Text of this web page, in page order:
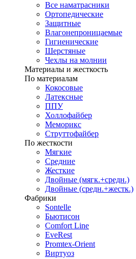
Все наматрасники
Ортопедические
Защитные
Влагонепроницаемые
Гигиенические
Шерстяные
Чехлы на молнии
Материалы и жесткость
По материалам
Кокосовые
Латексные
ППУ
Холлофайбер
Меморикс
Струттофайбер
По жесткости
Мягкие
Средние
Жесткие
Двойные (мягк.+средн.)
Двойные (средн.+жестк.)
Фабрики
Sontelle
Бьютисон
Comfort Line
EveRest
Promtex-Orient
Виртуоз